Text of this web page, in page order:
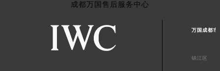
成都万国售后服务中心
万国成都市
锦江区